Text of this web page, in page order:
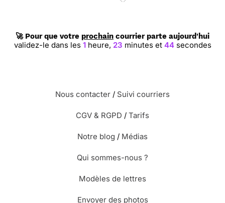
🚀 Pour que votre prochain courrier parte aujourd'hui
validez-le dans les 1heure, 23 minutes et 44secondes
Nous contacter / Suivi courriers
CGV & RGPD / Tarifs
Notre blog / Médias
Qui sommes-nous ?
Modèles de lettres
Envoyer des photos